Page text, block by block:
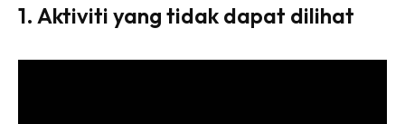
1. Aktiviti yang tidak dapat dilihat